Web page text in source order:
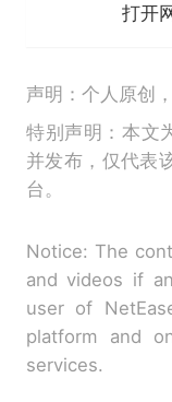
打开
声明：个人原创
特别声明：本文
并发布，仅代表
台。
Notice: The
and videos if
user of
platform and
services.